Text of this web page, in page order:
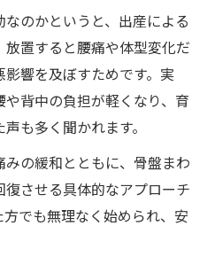
ニングを接骨院が指導す
勢改善が体型戻しに重要
ンスを整える接骨院の特
のかというと、出産による
置すると腰痛や体型変化だ
響を及ぼすためです。実
背中の負担が軽くなり、育
も多く聞かれます。
の緩和とともに、骨盤まわ
させる具体的なアプローチ
でも無理なく始められ、安